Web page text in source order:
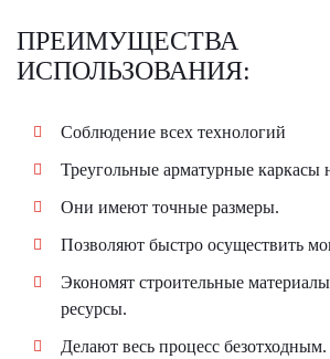
ПРЕИМУЩЕСТВА
ИСПОЛЬЗОВАНИЯ:
​Соблюдение всех технологий
Треугольные арматурные каркасы
Они имеют точные размеры.
Позволяют быстро осуществить
Экономят строительные
ресурсы.
Делают весь процесс безотходным.